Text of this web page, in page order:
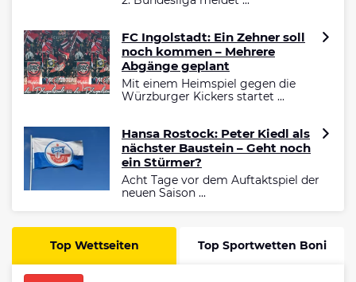
FC Ingolstadt: Ein Zehner soll
noch kommen – Mehrere
Abgänge geplant
Mit einem Heimspiel gegen die
Würzburger Kickers startet ...
Hansa Rostock: Peter Kiedl als
nächster Baustein – Geht noch
ein Stürmer?
Acht Tage vor dem Auftaktspiel der
neuen Saison ...
Top Wettseiten Top Sportwetten Boni